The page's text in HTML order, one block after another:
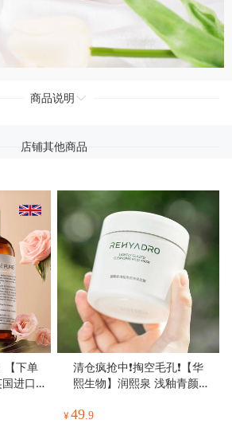
商品说明
店铺其他商品
【下单
进口
清仓疯抢中❗掏空毛孔❗【华
熙生物】润熙泉 浅釉青颜净
软糯质地 110g/罐
¥49.9